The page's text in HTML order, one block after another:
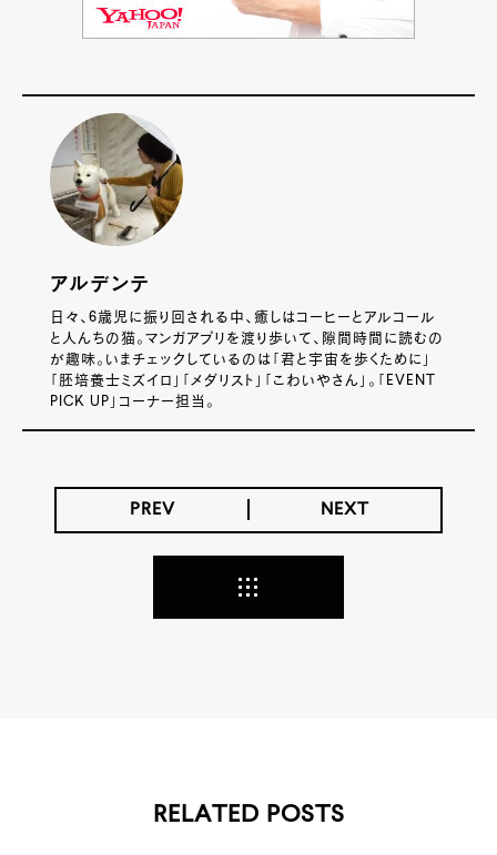
アルデンテ
日々、6歳児に振り回される中、癒しはコーヒーとアルコール
と人んちの猫。マンガアプリを渡り歩いて、隙間時間に読むの
が趣味。いまチェックしているのは「君と宇宙を歩くために」
「胚培養士ミズイロ」「メダリスト」「こわいやさん」。「EVENT
PICK UP」コーナー担当。
PREV NEXT
RELATED POSTS